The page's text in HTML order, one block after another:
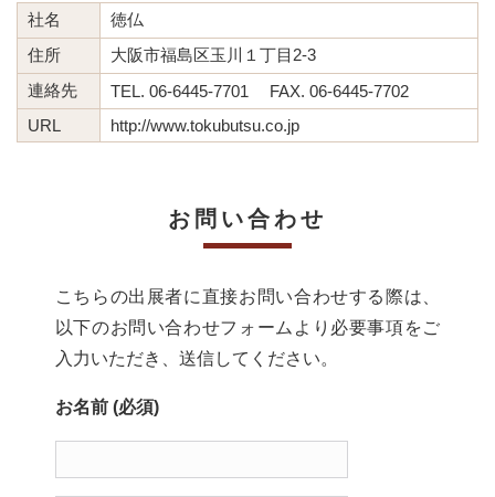
社名
徳仏
住所
大阪市福島区玉川１丁目2-3
連絡先
TEL. 06-6445-7701 FAX. 06-6445-7702
URL
http://www.tokubutsu.co.jp
お問い合わせ
こちらの出展者に直接お問い合わせする際は、
以下のお問い合わせフォームより必要事項をご
入力いただき、送信してください。
お名前 (必須)